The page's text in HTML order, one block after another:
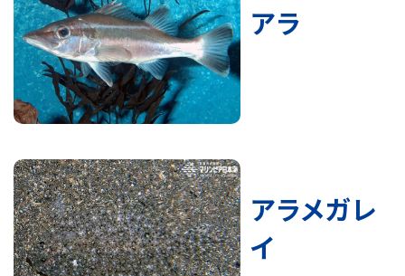
アラ
アラメガレ
イ